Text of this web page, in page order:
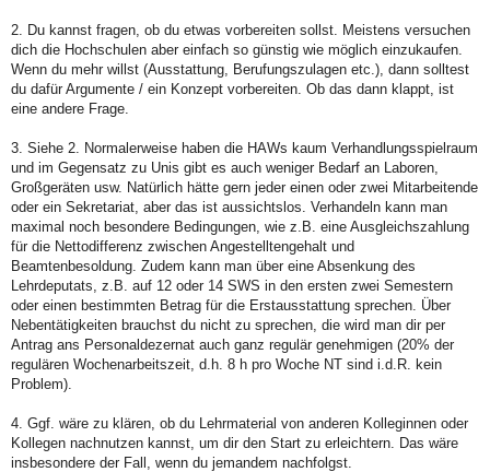
2. Du kannst fragen, ob du etwas vorbereiten sollst. Meistens versuchen
dich die Hochschulen aber einfach so günstig wie möglich einzukaufen.
Wenn du mehr willst (Ausstattung, Berufungszulagen etc.), dann solltest
du dafür Argumente / ein Konzept vorbereiten. Ob das dann klappt, ist
eine andere Frage.
3. Siehe 2. Normalerweise haben die HAWs kaum Verhandlungsspielraum
und im Gegensatz zu Unis gibt es auch weniger Bedarf an Laboren,
Großgeräten usw. Natürlich hätte gern jeder einen oder zwei Mitarbeitende
oder ein Sekretariat, aber das ist aussichtslos. Verhandeln kann man
maximal noch besondere Bedingungen, wie z.B. eine Ausgleichszahlung
für die Nettodifferenz zwischen Angestelltengehalt und
Beamtenbesoldung. Zudem kann man über eine Absenkung des
Lehrdeputats, z.B. auf 12 oder 14 SWS in den ersten zwei Semestern
oder einen bestimmten Betrag für die Erstausstattung sprechen. Über
Nebentätigkeiten brauchst du nicht zu sprechen, die wird man dir per
Antrag ans Personaldezernat auch ganz regulär genehmigen (20% der
regulären Wochenarbeitszeit, d.h. 8 h pro Woche NT sind i.d.R. kein
Problem).
4. Ggf. wäre zu klären, ob du Lehrmaterial von anderen Kolleginnen oder
Kollegen nachnutzen kannst, um dir den Start zu erleichtern. Das wäre
insbesondere der Fall, wenn du jemandem nachfolgst.